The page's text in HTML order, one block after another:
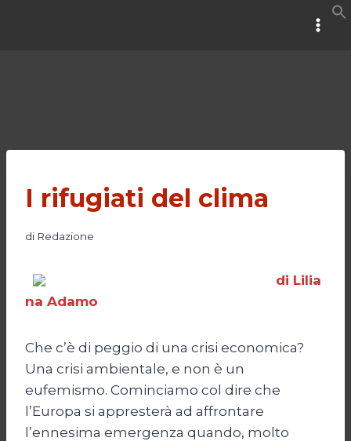
I rifugiati del clima
di Redazione
di Lilia
na Adamo
Che c’è di peggio di una crisi economica?
Una crisi ambientale, e non è un
eufemismo. Cominciamo col dire che
l’Europa si appresterà ad affrontare
l’ennesima emergenza quando, molto